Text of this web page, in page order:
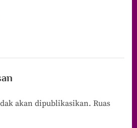
akan dipublikasikan. Ruas